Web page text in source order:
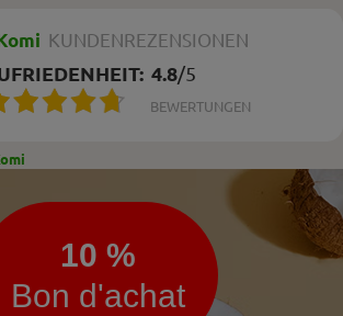
KUNDENREZENSIONEN
4.8/5
BEWERTUNGEN
10 %
Bon d'achat